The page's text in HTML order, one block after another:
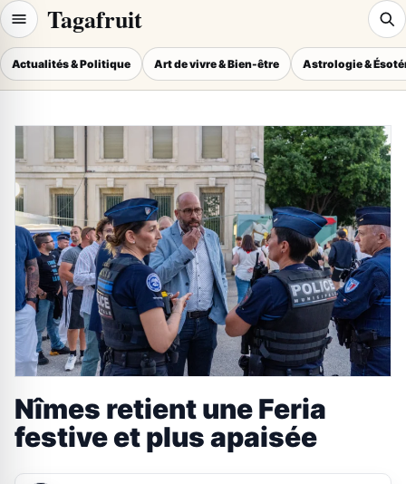
Tagafruit
Actualités & Politique Art de vivre & Bien-être Astrologie &
Nîmes retient une Feria
festive et plus apaisée